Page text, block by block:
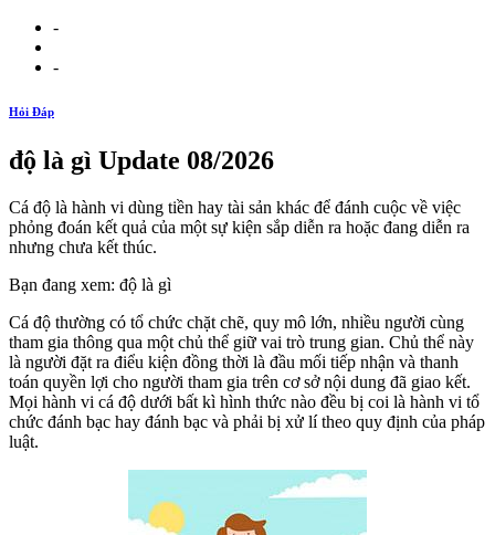
-
-
Hỏi Đáp
độ là gì Update 08/2026
Cá độ là hành vi dùng tiền hay tài sản khác để đánh cuộc về việc
phỏng đoán kết quả của một sự kiện sắp diễn ra hoặc đang diễn ra
nhưng chưa kết thúc.
Bạn đang xem: độ là gì
Cá độ thường có tổ chức chặt chẽ, quy mô lớn, nhiều người cùng
tham gia thông qua một chủ thể giữ vai trò trung gian. Chủ thể này
là người đặt ra điểu kiện đồng thời là đầu mối tiếp nhận và thanh
toán quyền lợi cho người tham gia trên cơ sở nội dung đã giao kết.
Mọi hành vi cá độ dưới bất kì hình thức nào đều bị coi là hành vi tổ
chức đánh bạc hay đánh bạc và phải bị xử lí theo quy định của pháp
luật.